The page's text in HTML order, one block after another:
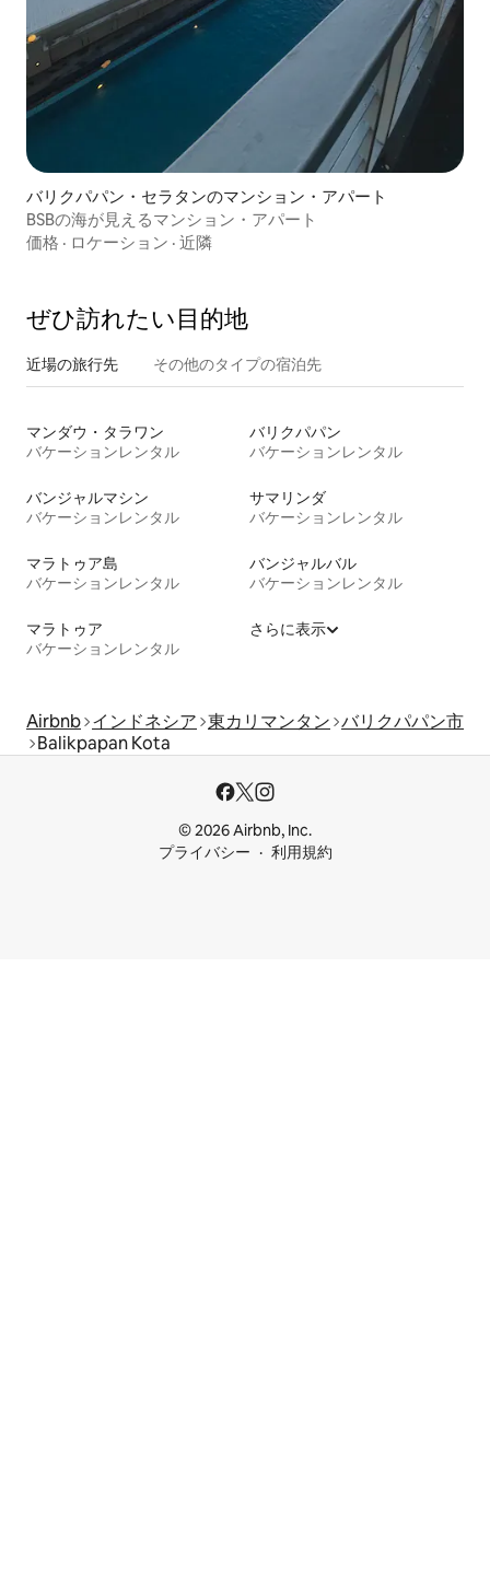
バリクパパン・セラタンのマンション・アパート
BSBの海が見えるマンション・アパート
価格 · ロケーション · 近隣
ぜひ訪⁠れ⁠た⁠い目⁠的⁠地
近場の旅行先 その他のタ⁠イ⁠プ⁠の宿⁠泊⁠先
マンダウ・タラワン
バケーションレンタル
バリクパパン
バケーションレンタル
バンジャルマシン
バケーションレンタル
サマリンダ
バケーションレンタル
マラトゥア島
バケーションレンタル
バンジャルバル
バケーションレンタル
マラトゥア
バケーションレンタル
さらに表示
Airbnb インドネシア 東カリマンタン バリクパパン市
Balikpapan Kota
© 2026 Airbnb, Inc.
プライバシー
利用規約